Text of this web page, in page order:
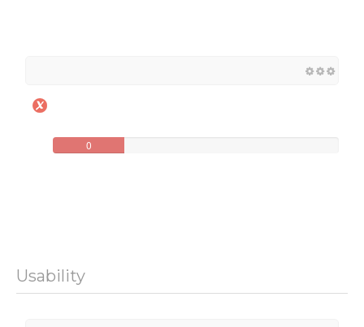
0
Usability